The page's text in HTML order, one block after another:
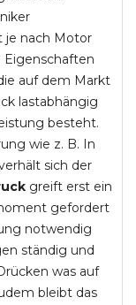
je nach Motor
Eigenschaften
auf dem Markt
lastabhängig
besteht.
wie z. B. In
sich der
greift erst ein
gefordert
notwendig
ständig und
was auf
bleibt das